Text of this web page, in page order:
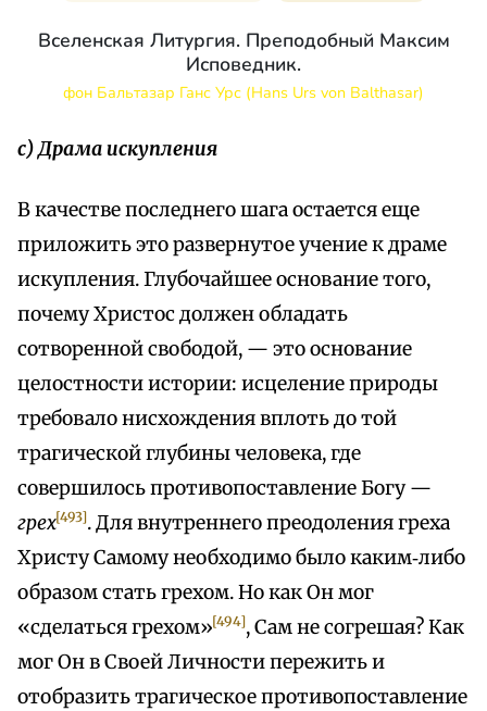
Вселенская Литургия. Преподобный Максим
Исповедник.
фон Бальтазар Ганс Урс (Hans Urs von Balthasar)
с) Драма искупления
В качестве последнего шага остается еще
приложить это развернутое учение к драме
искупления. Глубочайшее основание того,
почему Христос должен обладать
сотворенной свободой, — это основание
целостности истории: исцеление природы
требовало нисхождения вплоть до той
трагической глубины человека, где
совершилось противопоставление Богу —
грех[493]. Для внутреннего преодоления греха
Христу Самому необходимо было каким‑либо
образом стать грехом. Но как Он мог
«сделаться грехом»[494], Сам не согрешая? Как
мог Он в Своей Личности пережить и
отобразить трагическое противопоставление